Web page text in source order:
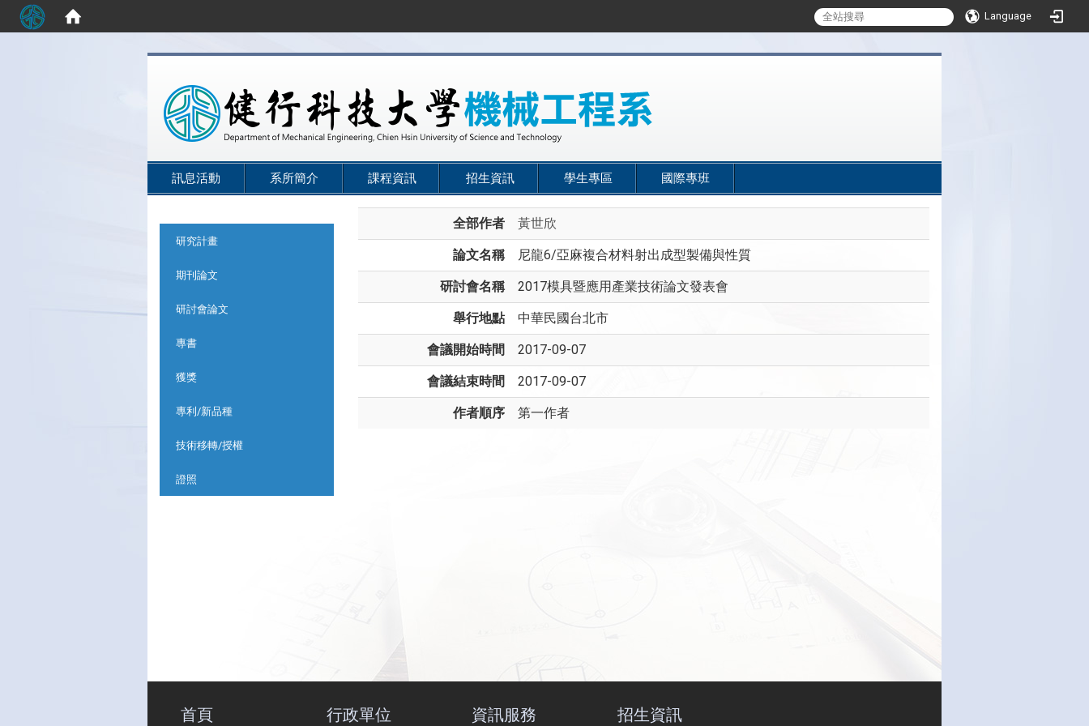
Language
訊息活動 系所簡介 課程資訊 招生資訊 學生專區 國際專班
研究計畫
期刊論文
研討會論文
專書
獲獎
專利/新品種
技術移轉/授權
證照
全部作者 黃世欣
論文名稱 尼龍6/亞麻複合材料射出成型製備與性質
研討會名稱 2017模具暨應用產業技術論文發表會
舉行地點 中華民國台北市
會議開始時間 2017-09-07
會議結束時間 2017-09-07
作者順序 第一作者
首頁 行政單位 資訊服務 招生資訊